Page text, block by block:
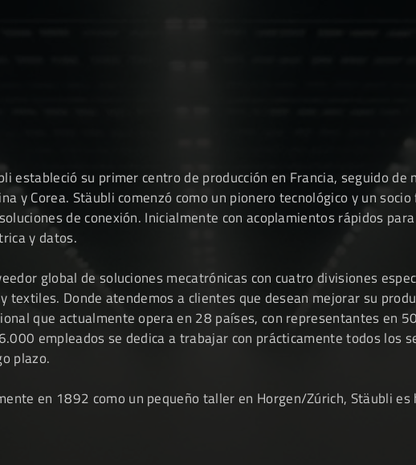
estableció su primer centro de producción en Francia, seguido de
y Corea. Stäubli comenzó como un pionero tecnológico y un
de conexión. Inicialmente con acoplamientos rápidos
y datos.
global de soluciones mecatrónicas con cuatro divisiones
textiles. Donde atendemos a clientes que desean mejorar su
que actualmente opera en 28 países, con representantes en
empleados se dedica a trabajar con prácticamente todos los
plazo.
en 1892 como un pequeño taller en Horgen/Zúrich, Stäubli